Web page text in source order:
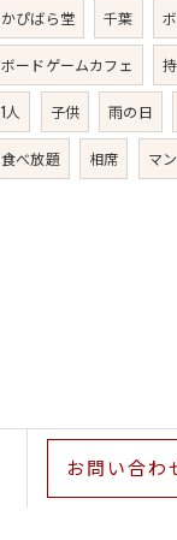
かぴばら堂 千葉
ボードゲームカフェ
1人 子供 雨の日
食べ放題 相席 マ
お問い合わ